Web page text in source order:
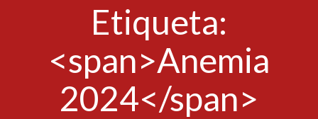
Etiqueta:
<span>Anemia
2024</span>